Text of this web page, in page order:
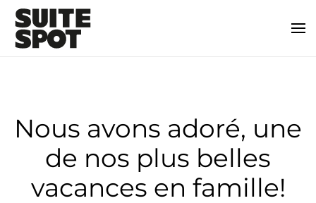
Nous avons adoré, une
de nos plus belles
vacances en famille!